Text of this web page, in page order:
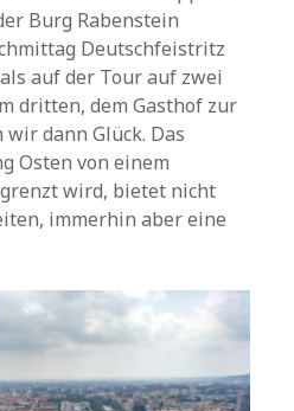
Burg Rabenstein
Deutschfeistritz
auf der Tour auf zwei
dritten, dem Gasthof zur
dann Glück. Das
Osten von einem
wird, bietet nicht
immerhin aber eine